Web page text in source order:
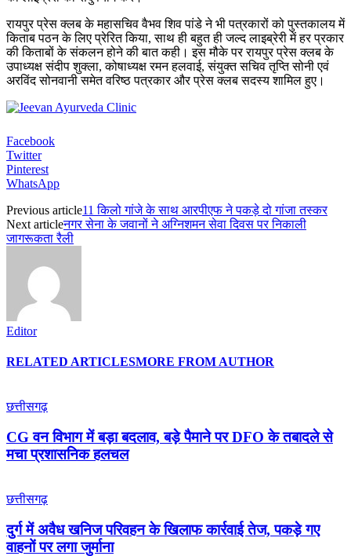
रायपुर प्रेस क्लब के महासचिव वैभव शिव पांडे ने भी पत्रकारों को पुस्तकालय में
किताब पठन के लिए प्रेरित किया, साथ ही बहुत ही जल्द लाइब्रेरी में हर प्रकार
की किताबों के संकलन होने की बात कही। इस मौके पर रायपुर प्रेस क्लब के
उपाध्यक्ष संदीप शुक्ला, कोषाध्यक्ष रमन हलवाई, संयुक्त सचिव तृप्ति सोनी एवं
अरविंद सोनवानी समेत वरिष्ठ पत्रकार और प्रेस क्लब सदस्य शामिल हुए।
Facebook
Twitter
Pinterest
WhatsApp
Previous article11 किलो गांजे के साथ आरपीएफ ने पकड़े दो गांजा तस्कर
Next articleनगर सेना के जवानों ने अग्निशमन सेवा दिवस पर निकाली
जागरूकता रैली
Editor
RELATED ARTICLESMORE FROM AUTHOR
छत्तीसगढ़
CG वन विभाग में बड़ा बदलाव, बड़े पैमाने पर DFO के तबादले से
मचा प्रशासनिक हलचल
छत्तीसगढ़
दुर्ग में अवैध खनिज परिवहन के खिलाफ कार्रवाई तेज, पकड़े गए
वाहनों पर लगा जुर्माना